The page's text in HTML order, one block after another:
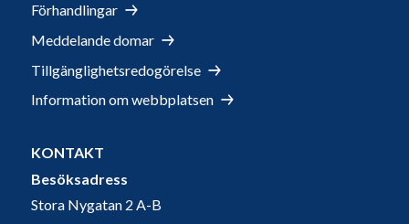
Förhandlingar
Meddelande domar
Tillgänglighetsredogörelse
Information om webbplatsen
KONTAKT
Besöksadress
Stora Nygatan 2 A-B